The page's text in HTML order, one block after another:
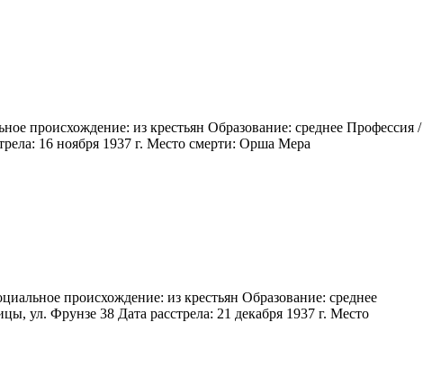
происхождение: из крестьян Образование: среднее Профессия /
16 ноября 1937 г. Место смерти: Орша Мера
происхождение: из крестьян Образование: среднее
ул. Фрунзе 38 Дата расстрела: 21 декабря 1937 г. Место